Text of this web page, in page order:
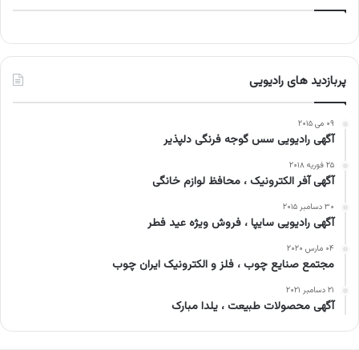
پربازدید های رادیویی
۰۹ می ۲۰۱۵
آگهی رادیویی سس گوجه فرنگی دلپذیر
۲۵ فوریه ۲۰۱۸
آگهی آفر الکترونیک ، محافظ لوازم خانگی
۳۰ دسامبر ۲۰۱۵
آگهی رادیویی سایپا ، فروش ویژه عید فطر
۰۴ مارس ۲۰۲۰
مجتمع صنایع چوب ، فلز و الکترونیک ایران چوب
۲۱ دسامبر ۲۰۲۱
آگهی محصولات طبیعت ، یلدا مبارک